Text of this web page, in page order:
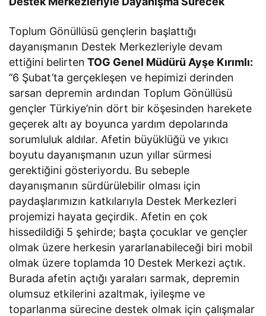
Toplum Gönüllüsü gençlerin başlattığı
dayanışmanın Destek Merkezleriyle devam
ettiğini belirten TOG Genel Müdürü Ayşe Kırımlı:
”6 Şubat’ta gerçekleşen ve hepimizi derinden
sarsan depremin ardından Toplum Gönüllüsü
gençler Türkiye’nin dört bir köşesinden harekete
geçerek altı ay boyunca yardım depolarında
sorumluluk aldılar. Afetin büyüklüğü ve yıkıcı
boyutu dayanışmanın uzun yıllar sürmesi
gerektiğini gösteriyordu. Bu sebeple
dayanışmanın sürdürülebilir olması için
paydaşlarımızın katkılarıyla Destek Merkezleri
projemizi hayata geçirdik. Afetin en çok
hissedildiği 5 şehirde; başta çocuklar ve gençler
olmak üzere herkesin yararlanabileceği biri mobil
olmak üzere toplamda 10 Destek Merkezi açtık.
Burada afetin açtığı yaraları sarmak, depremin
olumsuz etkilerini azaltmak, iyileşme ve
toparlanma sürecine destek olmak için çalışmalar